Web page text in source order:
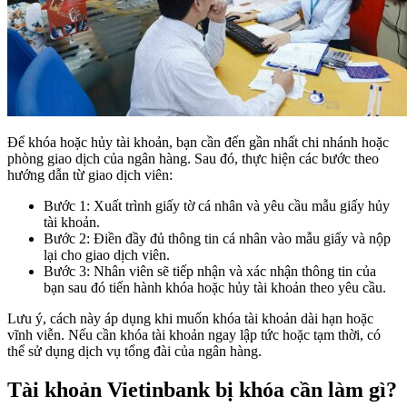
Để khóa hoặc hủy tài khoản, bạn cần đến gần nhất chi nhánh hoặc
phòng giao dịch của ngân hàng. Sau đó, thực hiện các bước theo
hướng dẫn từ giao dịch viên:
Bước 1: Xuất trình giấy tờ cá nhân và yêu cầu mẫu giấy hủy
tài khoản.
Bước 2: Điền đầy đủ thông tin cá nhân vào mẫu giấy và nộp
lại cho giao dịch viên.
Bước 3: Nhân viên sẽ tiếp nhận và xác nhận thông tin của
bạn sau đó tiến hành khóa hoặc hủy tài khoản theo yêu cầu.
Lưu ý, cách này áp dụng khi muốn khóa tài khoản dài hạn hoặc
vĩnh viễn. Nếu cần khóa tài khoản ngay lập tức hoặc tạm thời, có
thể sử dụng dịch vụ tổng đài của ngân hàng.
Tài khoản Vietinbank bị khóa cần làm gì?